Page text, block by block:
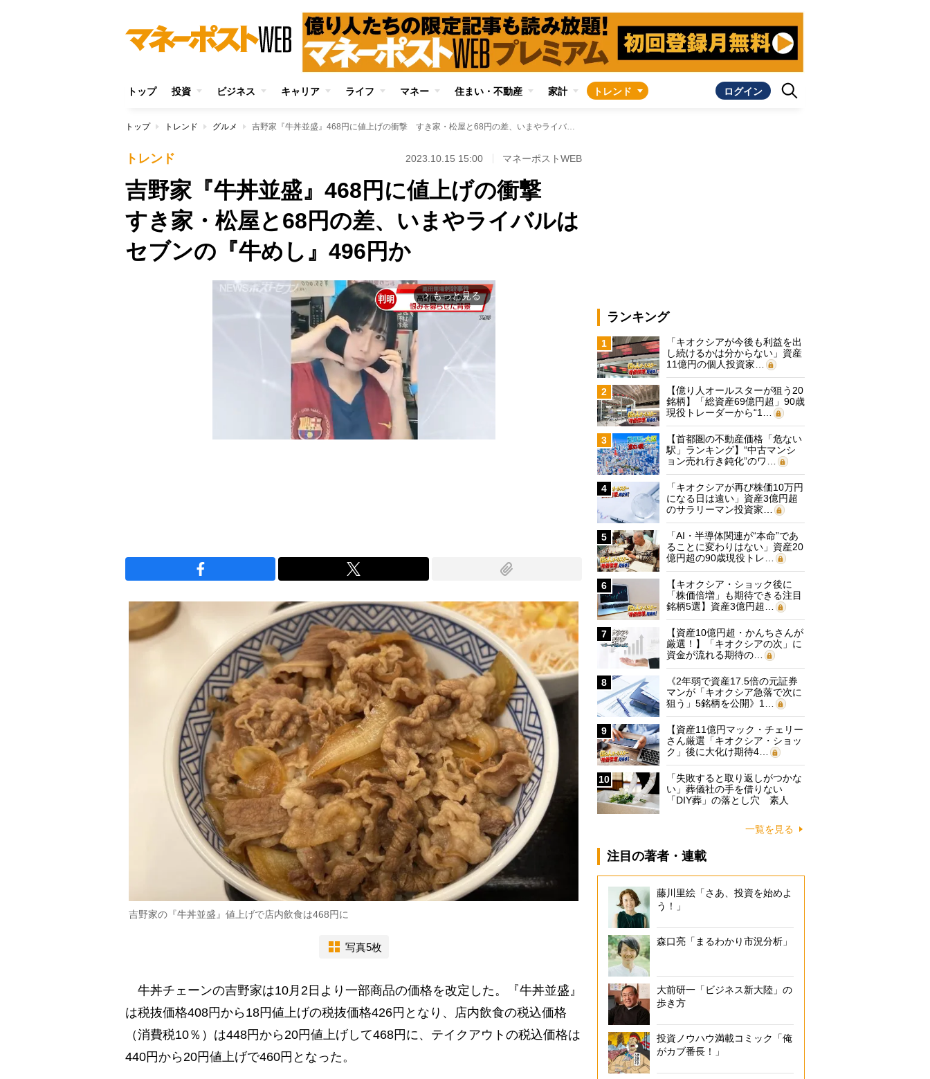
トップ 投資 ビジネス キャリア ライフ マネー 住まい・不動産 家計 トレンド ログイン
トップ トレンド グルメ 吉野家『牛丼並盛』468円に値上げの衝撃 すき家・松屋と68円の差、いまやライバルはセブンの『牛めし』496円か
トレンド 2023.10.15 15:00 マネーポストWEB
吉野家『牛丼並盛』468円に値上げの衝撃
すき家・松屋と68円の差、いまやライバルは
セブンの『牛めし』496円か
arrow_forward_ios もっと見る
吉野家の『牛丼並盛』値上げで店内飲食は468円に
写真5枚
牛丼チェーンの吉野家は10月2日より一部商品の価格を改定した。『牛丼並盛』
は税抜価格408円から18円値上げの税抜価格426円となり、店内飲食の税込価格
（消費税10％）は448円から20円値上げして468円に、テイクアウトの税込価格は
440円から20円値上げで460円となった。
ランキング
1
「キオクシアが今後も利益を出
し続けるかは分からない」資産
11億円の個人投資家…
2
【億り人オールスターが狙う20
銘柄】「総資産69億円超」90歳
現役トレーダーから“1…
3
【首都圏の不動産価格「危ない
駅」ランキング】“中古マンシ
ョン売れ行き鈍化”のワ…
4
「キオクシアが再び株価10万円
になる日は遠い」資産3億円超
のサラリーマン投資家…
5
「AI・半導体関連が“本命”であ
ることに変わりはない」資産20
億円超の90歳現役トレ…
6
【キオクシア・ショック後に
「株価倍増」も期待できる注目
銘柄5選】資産3億円超…
7
【資産10億円超・かんちさんが
厳選！】「キオクシアの次」に
資金が流れる期待の…
8
《2年弱で資産17.5倍の元証券
マンが「キオクシア急落で次に
狙う」5銘柄を公開》1…
9
【資産11億円マック・チェリー
さん厳選「キオクシア・ショッ
ク」後に大化け期待4…
10
「失敗すると取り返しがつかな
い」葬儀社の手を借りない
「DIY葬」の落とし穴 素人
一覧を見る
注目の著者・連載
藤川里絵「さあ、投資を始めよ
う！」
森口亮「まるわかり市況分析」
大前研一「ビジネス新大陸」の
歩き方
投資ノウハウ満載コミック「俺
がカブ番長！」